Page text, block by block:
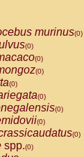
murinus(0)
(0)
(0)
(0)
(0)
(0)
(0)
(0)
(0)
spp.(0)